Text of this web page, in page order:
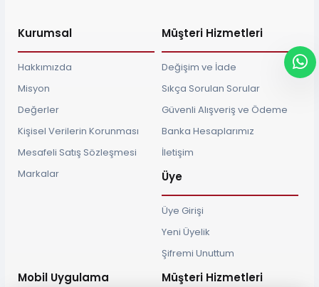
Kurumsal
Hakkımızda
Misyon
Değerler
Kişisel Verilerin Korunması
Mesafeli Satış Sözleşmesi
Markalar
Müşteri Hizmetleri
Değişim ve İade
Sıkça Sorulan Sorular
Güvenli Alışveriş ve Ödeme
Banka Hesaplarımız
İletişim
Üye
Üye Girişi
Yeni Üyelik
Şifremi Unuttum
Mobil Uygulama Müşteri Hizmetleri